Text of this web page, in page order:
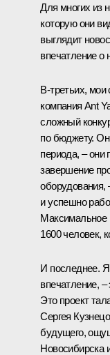
Для многих из
которую они
выглядит
впечатление о
В-третьих, мои
компания Ant
сложный
по бюджету.
периода, – они
завершение
оборудования,
и успешно
Максимальное
1600 человек,
И последнее. Я
впечатление, –
Это проект
Сергея
будущего,
Новосибирска